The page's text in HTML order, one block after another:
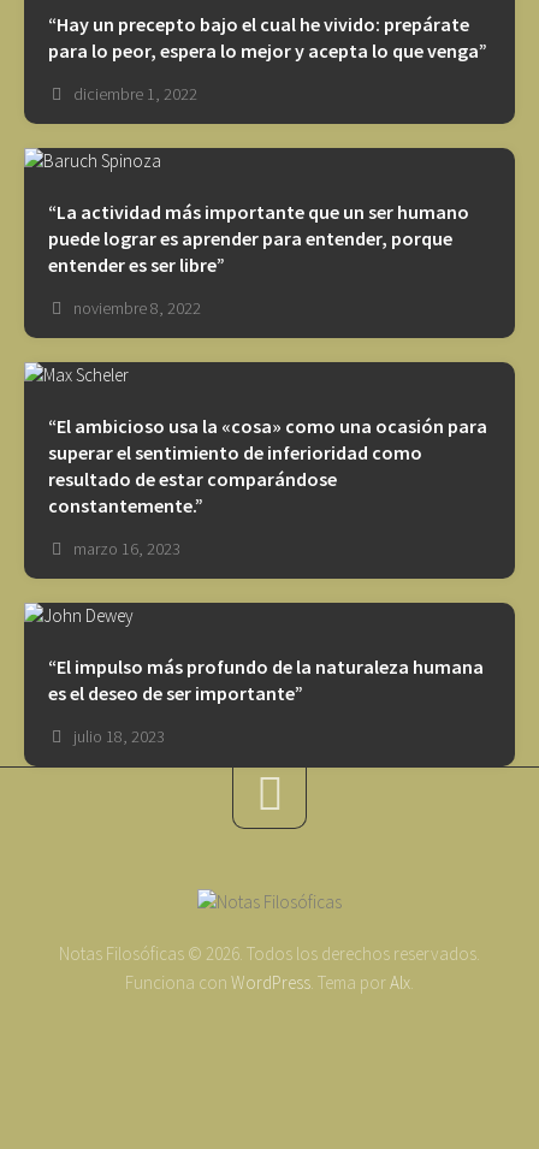
“Hay un precepto bajo el cual he vivido: prepárate
para lo peor, espera lo mejor y acepta lo que venga”
diciembre 1, 2022
“La actividad más importante que un ser humano
puede lograr es aprender para entender, porque
entender es ser libre”
noviembre 8, 2022
“El ambicioso usa la «cosa» como una ocasión para
superar el sentimiento de inferioridad como
resultado de estar comparándose
constantemente.”
marzo 16, 2023
“El impulso más profundo de la naturaleza humana
es el deseo de ser importante”
julio 18, 2023
Notas Filosóficas © 2026. Todos los derechos reservados.
Funciona con WordPress. Tema porAlx.